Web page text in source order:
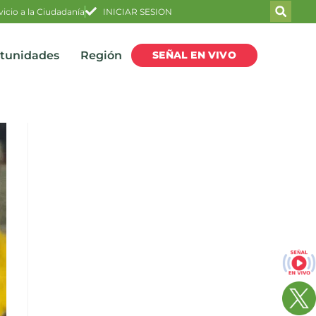
a la Ciudadanía INICIAR SESION
Región SEÑAL EN VIVO